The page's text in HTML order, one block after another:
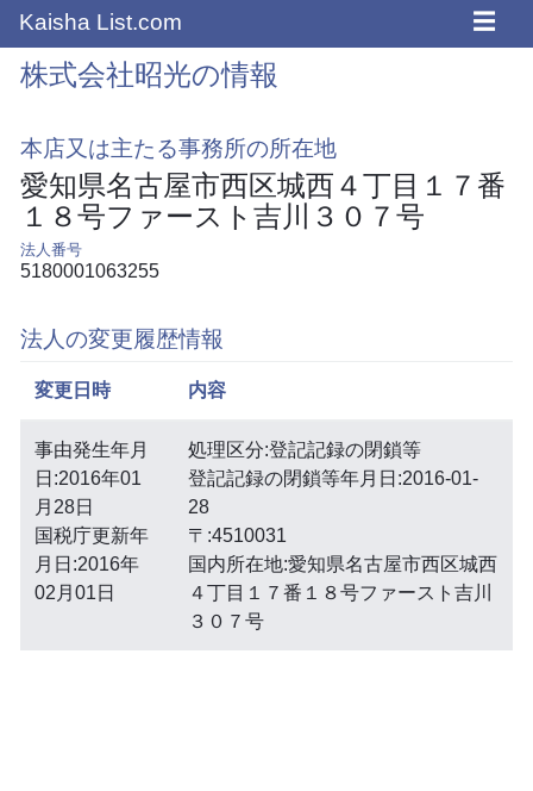
Kaisha List.com ☰
株式会社昭光の情報
本店又は主たる事務所の所在地
愛知県名古屋市西区城西４丁目１７番
１８号ファースト吉川３０７号
法人番号
5180001063255
法人の変更履歴情報
変更日時 内容
事由発生年月
日:2016年01
月28日
国税庁更新年
月日:2016年
02月01日
処理区分:登記記録の閉鎖等
登記記録の閉鎖等年月日:2016-01-
28
〒:4510031
国内所在地:愛知県名古屋市西区城西
４丁目１７番１８号ファースト吉川
３０７号